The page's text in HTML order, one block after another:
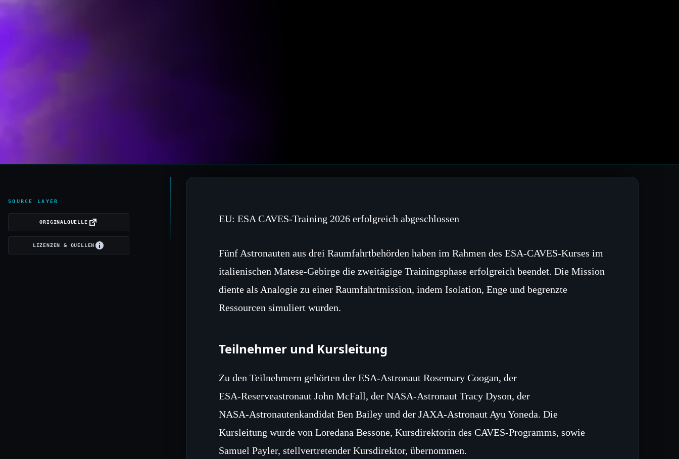
SOURCE LAYER
ORIGINALQUELLE
LIZENZEN & QUELLEN
EU: ESA CAVES‑Training 2026 erfolgreich abgeschlossen
Fünf Astronauten aus drei Raumfahrtbehörden haben im Rahmen des ESA‑CAVES‑Kurses im
italienischen Matese‑Gebirge die zweitägige Trainingsphase erfolgreich beendet. Die Mission
diente als Analogie zu einer Raumfahrtmission, indem Isolation, Enge und begrenzte
Ressourcen simuliert wurden.
Teilnehmer und Kursleitung
Zu den Teilnehmern gehörten der ESA‑Astronaut Rosemary Coogan, der
ESA‑Reserveastronaut John McFall, der NASA‑Astronaut Tracy Dyson, der
NASA‑Astronautenkandidat Ben Bailey und der JAXA‑Astronaut Ayu Yoneda. Die
Kursleitung wurde von Loredana Bessone, Kursdirektorin des CAVES‑Programms, sowie
Samuel Payler, stellvertretender Kursdirektor, übernommen.